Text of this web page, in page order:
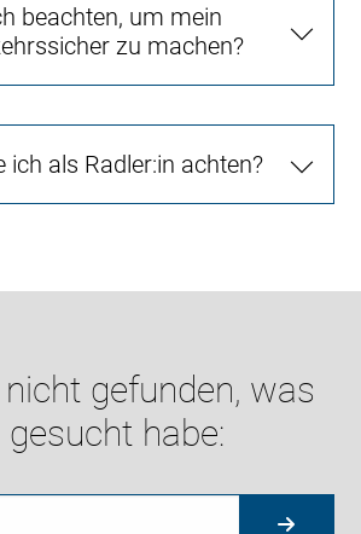
beachten, um mein
zu machen?
ich als Radler:in achten?
gefunden, was
gesucht habe: